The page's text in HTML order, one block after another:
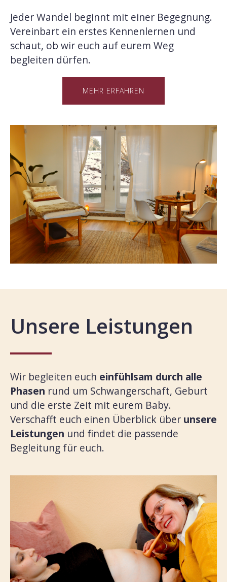
Jeder Wandel beginnt mit einer Begegnung.
Vereinbart ein erstes Kennenlernen und
schaut, ob wir euch auf eurem Weg
begleiten dürfen.
MEHR ERFAHREN
Unsere Leistungen
Wir begleiten euch einfühlsam durch alle
Phasen rund um Schwangerschaft, Geburt
und die erste Zeit mit eurem Baby.
Verschafft euch einen Überblick über unsere
Leistungen und findet die passende
Begleitung für euch.